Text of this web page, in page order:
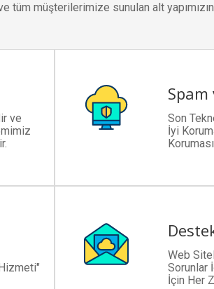
tüm müşterilerimize sunulan alt
ve
Spam
Son
İyi
Web
Sorunlar
İçin Her